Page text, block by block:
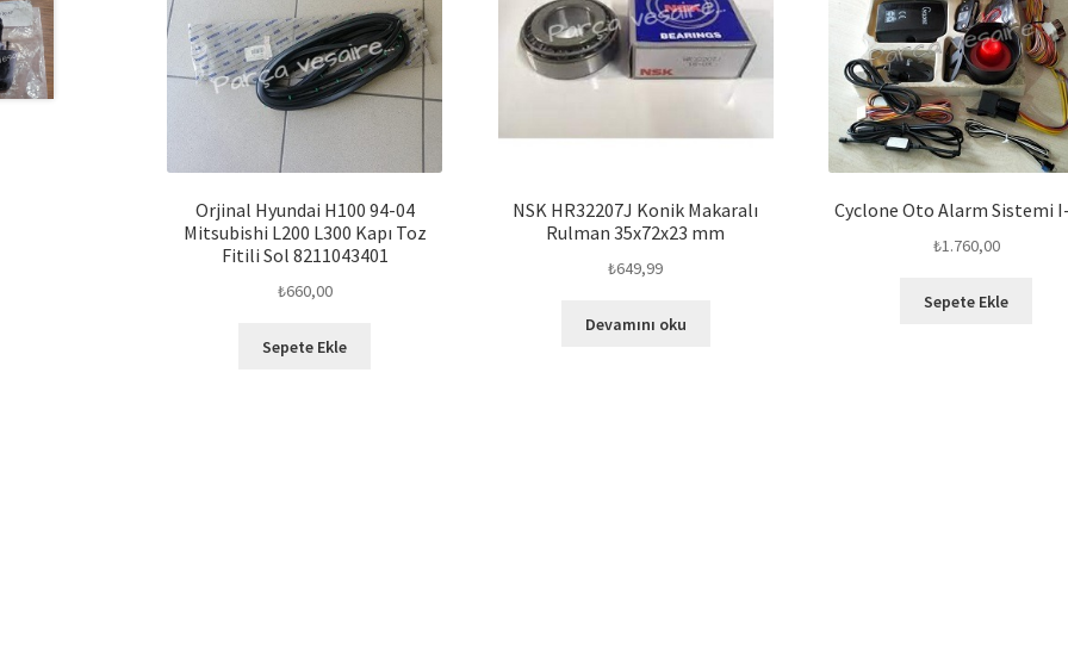
Orjinal Hyundai H100 94-04
Mitsubishi L200 L300 Kapı Toz
Fitili Sol 8211043401
₺660,00
Sepete Ekle
NSK HR32207J Konik Makaralı
Rulman 35x72x23 mm
₺649,99
Devamını oku
Cyclone Oto Alarm Sistemi
₺1.760,00
Sepete Ekle